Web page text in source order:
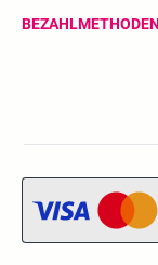
BEZAHLMETHODEN